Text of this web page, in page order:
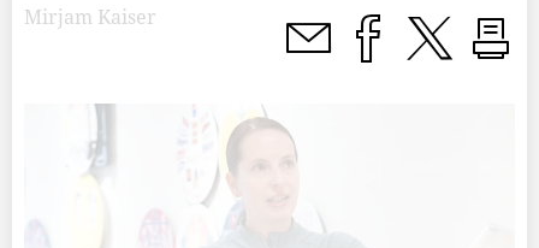
Mirjam Kaiser